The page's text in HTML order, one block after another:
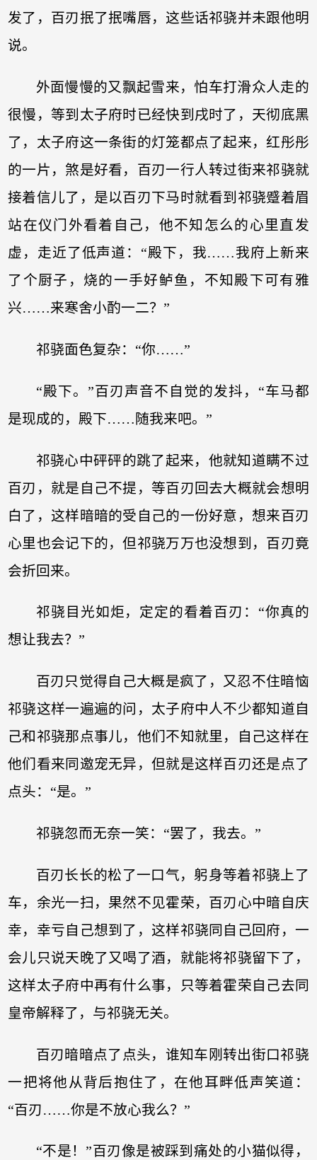
发了，百刃抿了抿嘴唇，这些话祁骁并未跟他明
说。
外面慢慢的又飘起雪来，怕车打滑众人走的
很慢，等到太子府时已经快到戌时了，天彻底黑
了，太子府这一条街的灯笼都点了起来，红彤彤
的一片，煞是好看，百刃一行人转过街来祁骁就
接着信儿了，是以百刃下马时就看到祁骁蹙着眉
站在仪门外看着自己，他不知怎么的心里直发
虚，走近了低声道：“殿下，我……我府上新来
了个厨子，烧的一手好鲈鱼，不知殿下可有雅
兴……来寒舍小酌一二？”
祁骁面色复杂：“你……”
“殿下。”百刃声音不自觉的发抖，“车马都
是现成的，殿下……随我来吧。”
祁骁心中砰砰的跳了起来，他就知道瞒不过
百刃，就是自己不提，等百刃回去大概就会想明
白了，这样暗暗的受自己的一份好意，想来百刃
心里也会记下的，但祁骁万万也没想到，百刃竟
会折回来。
祁骁目光如炬，定定的看着百刃：“你真的
想让我去？”
百刃只觉得自己大概是疯了，又忍不住暗恼
祁骁这样一遍遍的问，太子府中人不少都知道自
己和祁骁那点事儿，他们不知就里，自己这样在
他们看来同邀宠无异，但就是这样百刃还是点了
点头：“是。”
祁骁忽而无奈一笑：“罢了，我去。”
百刃长长的松了一口气，躬身等着祁骁上了
车，余光一扫，果然不见霍荣，百刃心中暗自庆
幸，幸亏自己想到了，这样祁骁同自己回府，一
会儿只说天晚了又喝了酒，就能将祁骁留下了，
这样太子府中再有什么事，只等着霍荣自己去同
皇帝解释了，与祁骁无关。
百刃暗暗点了点头，谁知车刚转出街口祁骁
一把将他从背后抱住了，在他耳畔低声笑道：
“百刃……你是不放心我么？”
“不是！”百刃像是被踩到痛处的小猫似得，